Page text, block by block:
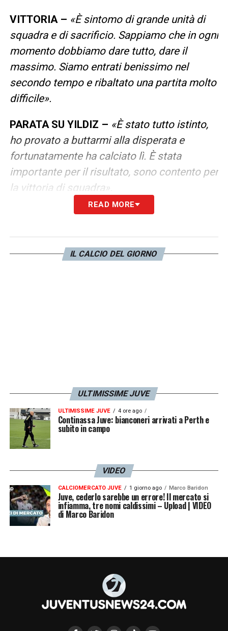
VITTORIA – «È sintomo di grande unità di
squadra e di sacrificio. Sappiamo che in ogni
momento dobbiamo dare tutto, dare il
massimo. Siamo entrati benissimo nel
secondo tempo e ribaltato una partita molto
difficile».
PARATA SU YILDIZ – «È stato tutto istinto,
ho provato a buttarmi alla disperata e
fortunatamente ha calciato lì. È stata
importante per il risultato, sono contento per
la vittoria di squadra».
COSA HA DETTO CONTE – «Ci ha lasciato
indicato due cose tattiche. Il mister ha
fiducia in noi e noi in lui».
READ MORE
IL CALCIO DEL GIORNO
ULTIMISSIME JUVE
ULTIMISSIME JUVE 4 ore ago
Continassa Juve: bianconeri arrivati a Perth e
subito in campo
VIDEO
CALCIOMERCATO JUVE 1 giorno ago Marco Baridon
Juve, cederlo sarebbe un errore! Il mercato si
infiamma, tre nomi caldissimi – Upload | VIDEO
di Marco Baridon